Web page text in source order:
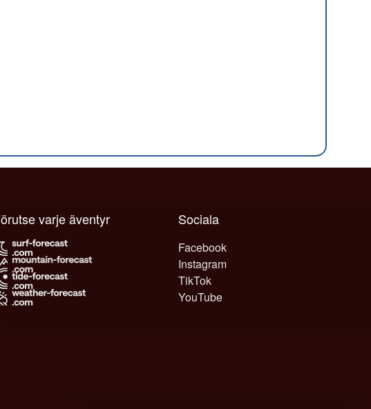
Sociala
Facebook
Instagram
TikTok
YouTube
Förutse varje äventyr